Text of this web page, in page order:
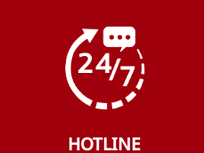
HOTLINE